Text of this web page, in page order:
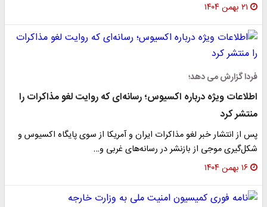
۲۱ بهمن ۱۴۰۴
فردا گزارش می دهد؛
اطلاعات ویژه درباره اکسیوس؛ رسانه‌ای که روایت لغو مذاکرات را
منتشر کرد
پس از انتشار خبر لغو مذاکرات ایران و آمریکا از سوی پایگاه اکسیوس و
شکل‌گیری موجی از بازنشر در رسانه‌های غربی و…
۱۶ بهمن ۱۴۰۴